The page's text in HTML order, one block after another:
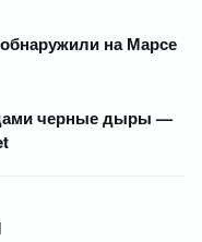
на Марсе
черные дыры —